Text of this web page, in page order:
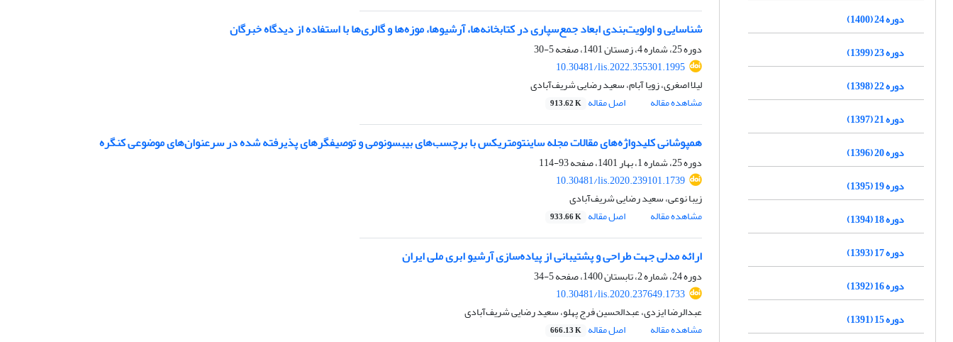
شناسایی و اولویت‌بندی ابعاد جمع‌سپاری در کتابخانه‌ها، آرشیوها، موزه‌ها و گالری‌ها با استفاده از دیدگاه خبرگان
دوره 25، شماره 4، زمستان 1401، صفحه
5-30
10.30481/lis.2022.355301.1995
لیلا اصغری، زویا آبام، سعید رضایی شریف‌آبادی
مشاهده مقاله
اصل مقاله 913.62 K
همپوشانی کلیدواژه‌های مقالات مجله ساینتومتریکس با برچسب‌های بیبسونومی و توصیفگرهای پذیرفته شده در سرعنوان‌های موضوعی کنگره
دوره 25، شماره 1، بهار 1401، صفحه
93-114
10.30481/lis.2020.239101.1739
زیبا نوعی، سعید رضایی شریف‌آبادی
مشاهده مقاله
اصل مقاله 933.66 K
ارائه مدلی جهت طراحی و پشتیبانی از پیاده‌سازی آرشیو ابری ملی ایران
دوره 24، شماره 2، تابستان 1400، صفحه
5-34
10.30481/lis.2020.237649.1733
عبدالرضا ایزدی، عبدالحسین فرج پهلو، سعید رضایی شریف‌آبادی
مشاهده مقاله
اصل مقاله 666.13 K
دوره 24 (1400)
دوره 23 (1399)
دوره 22 (1398)
دوره 21 (1397)
دوره 20 (1396)
دوره 19 (1395)
دوره 18 (1394)
دوره 17 (1393)
دوره 16 (1392)
دوره 15 (1391)